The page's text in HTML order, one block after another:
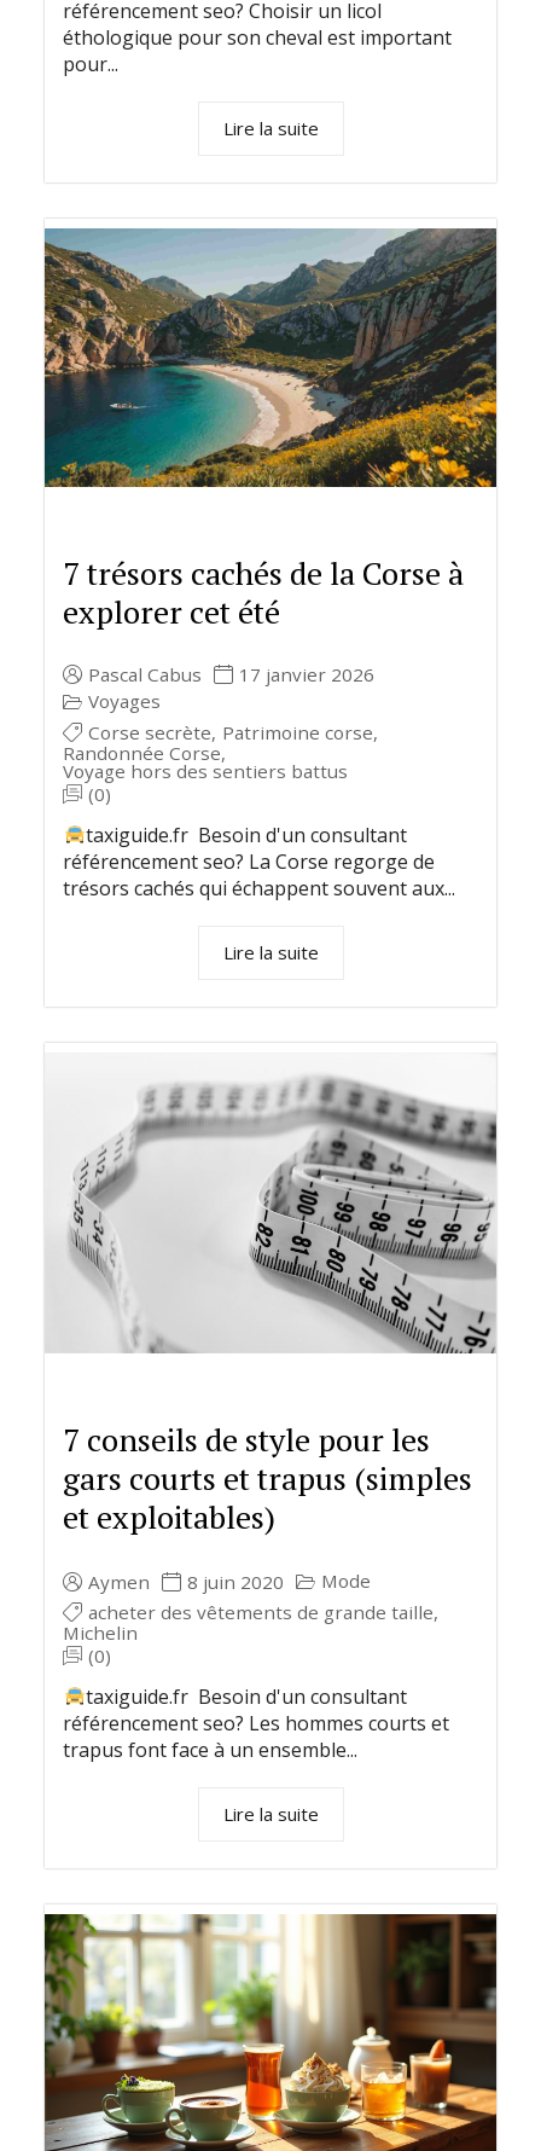
référencement seo? Choisir un licol
éthologique pour son cheval est important
pour...
Lire la suite
7 trésors cachés de la Corse à
explorer cet été
Pascal Cabus
17 janvier 2026
Voyages
Corse secrète, Patrimoine corse,
Randonnée Corse,
Voyage hors des sentiers battus
(0)
taxiguide.fr Besoin d'un consultant
référencement seo? La Corse regorge de
trésors cachés qui échappent souvent aux...
Lire la suite
7 conseils de style pour les
gars courts et trapus (simples
et exploitables)
Aymen 8 juin 2020
Mode
acheter des vêtements de grande taille,
Michelin
(0)
taxiguide.fr Besoin d'un consultant
référencement seo? Les hommes courts et
trapus font face à un ensemble...
Lire la suite